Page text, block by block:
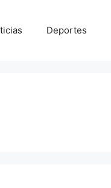
Deportes